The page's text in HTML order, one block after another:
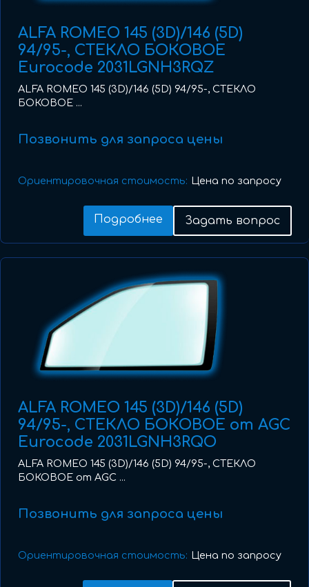
ALFA ROMEO 145 (3D)/146 (5D)
94/95-, СТЕКЛО БОКОВОЕ
Eurocode 2031LGNH3RQZ
ALFA ROMEO 145 (3D)/146 (5D) 94/95-, СТЕКЛО
БОКОВОЕ ...
Позвонить для запроса цены
Ориентировочная стоимость: Цена по запросу
Подробнее Задать вопрос
ALFA ROMEO 145 (3D)/146 (5D)
94/95-, СТЕКЛО БОКОВОЕ от AGC
Eurocode 2031LGNH3RQO
ALFA ROMEO 145 (3D)/146 (5D) 94/95-, СТЕКЛО
БОКОВОЕ от AGC ...
Позвонить для запроса цены
Ориентировочная стоимость: Цена по запросу